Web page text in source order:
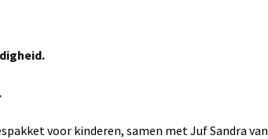
voor kinderen, samen met Juf Sandra van